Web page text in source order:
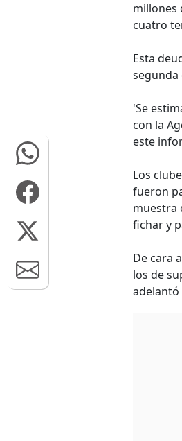
millones
cuatro
Esta
segunda
'Se
con la
este
Los
fueron
muestra
fichar y
De cara
los de
adelantó